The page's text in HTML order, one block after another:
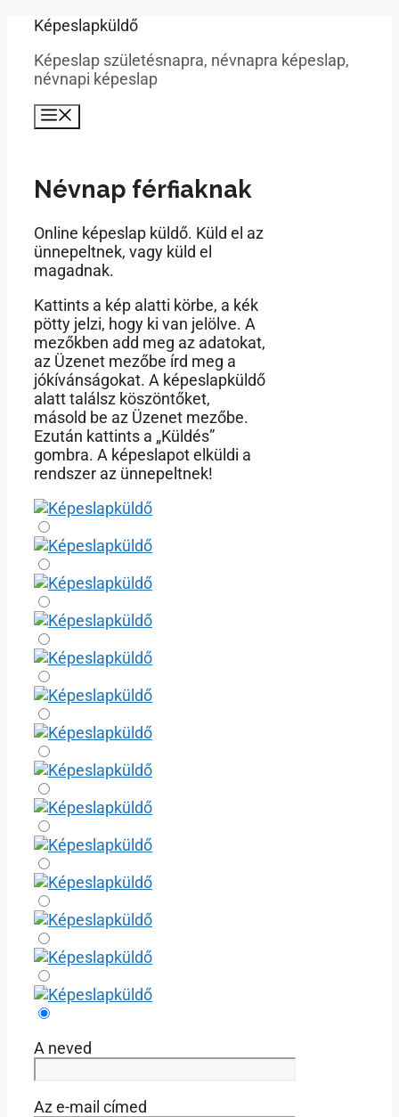
Kilépés
tartalomba
Képeslapküldő
Képeslap születésnapra, névnapra képeslap,
névnapi képeslap
Névnap férfiaknak
Online képeslap küldő. Küld el az
ünnepeltnek, vagy küld el
magadnak.
Kattints a kép alatti körbe, a kék
pötty jelzi, hogy ki van jelölve. A
mezőkben add meg az adatokat,
az Üzenet mezőbe írd meg a
jókívánságokat. A képeslapküldő
alatt találsz köszöntőket,
másold be az Üzenet mezőbe.
Ezután kattints a „Küldés”
gombra. A képeslapot elküldi a
rendszer az ünnepeltnek!
A neved
Az e-mail címed